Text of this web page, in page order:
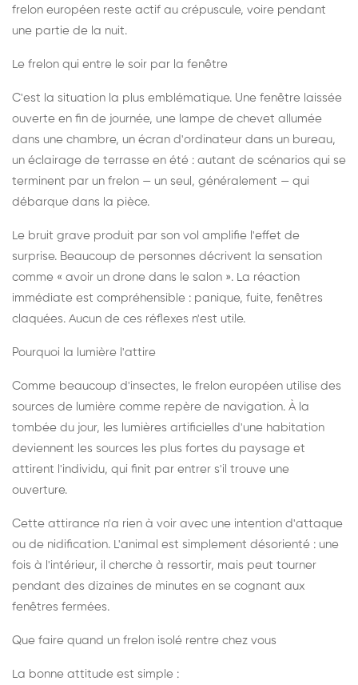
frelon européen reste actif au crépuscule, voire pendant
une partie de la nuit.
Le frelon qui entre le soir par la fenêtre
C'est la situation la plus emblématique. Une fenêtre laissée
ouverte en fin de journée, une lampe de chevet allumée
dans une chambre, un écran d'ordinateur dans un bureau,
un éclairage de terrasse en été : autant de scénarios qui se
terminent par un frelon — un seul, généralement — qui
débarque dans la pièce.
Le bruit grave produit par son vol amplifie l'effet de
surprise. Beaucoup de personnes décrivent la sensation
comme « avoir un drone dans le salon ». La réaction
immédiate est compréhensible : panique, fuite, fenêtres
claquées. Aucun de ces réflexes n'est utile.
Pourquoi la lumière l'attire
Comme beaucoup d'insectes, le frelon européen utilise des
sources de lumière comme repère de navigation. À la
tombée du jour, les lumières artificielles d'une habitation
deviennent les sources les plus fortes du paysage et
attirent l'individu, qui finit par entrer s'il trouve une
ouverture.
Cette attirance n'a rien à voir avec une intention d'attaque
ou de nidification. L'animal est simplement désorienté : une
fois à l'intérieur, il cherche à ressortir, mais peut tourner
pendant des dizaines de minutes en se cognant aux
fenêtres fermées.
Que faire quand un frelon isolé rentre chez vous
La bonne attitude est simple :